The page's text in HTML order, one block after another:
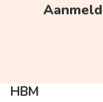
HBM